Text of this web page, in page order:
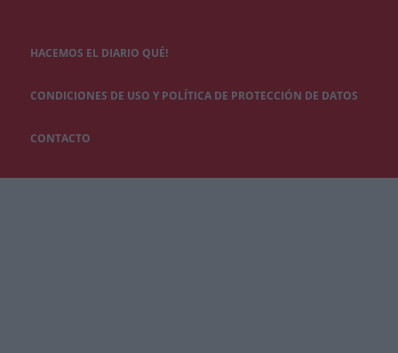
HACEMOS EL DIARIO QUÉ!
CONDICIONES DE USO Y POLÍTICA DE PROTECCIÓN DE DATOS
CONTACTO